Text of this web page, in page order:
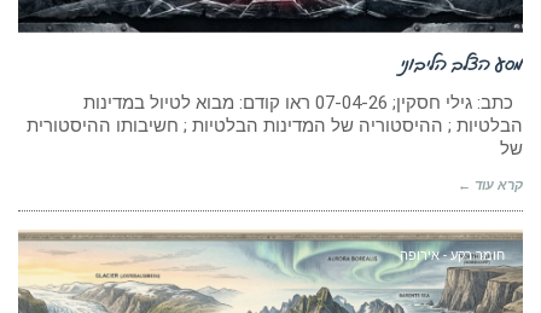
מסע הצלב הליבוני
כתב: גילי חסקין; 07-04-26 ראו קודם: מבוא לטיול במדינות
הבלטיות ; ההיסטוריה של המדינות הבלטיות ; חשיבותו ההיסטורית
של
קרא עוד ←
חומר רקע - אירופה